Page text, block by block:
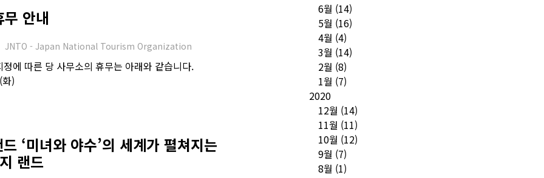
안내
JNTO - Japan National Tourism Organization
에 따른 당 사무소의 휴무는 아래와 같습니다.
)
‘미녀와 야수’의 세계가 펼쳐지는
랜드
6월 (14)
5월 (16)
4월 (4)
3월 (14)
2월 (8)
1월 (7)
2020
12월 (14)
11월 (11)
10월 (12)
9월 (7)
8월 (1)